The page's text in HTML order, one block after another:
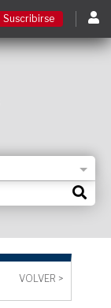
Suscribirse
VOLVER >